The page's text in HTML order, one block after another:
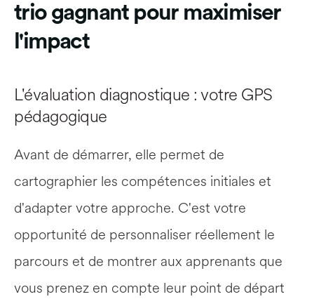
trio gagnant pour maximiser
l'impact
L'évaluation diagnostique : votre GPS
pédagogique
Avant de démarrer, elle permet de
cartographier les compétences initiales et
d'adapter votre approche. C'est votre
opportunité de personnaliser réellement le
parcours et de montrer aux apprenants que
vous prenez en compte leur point de départ